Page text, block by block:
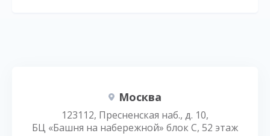
Москва
123112, Пресненская наб., д. 10,
БЦ «Башня на набережной» блок С, 52 этаж